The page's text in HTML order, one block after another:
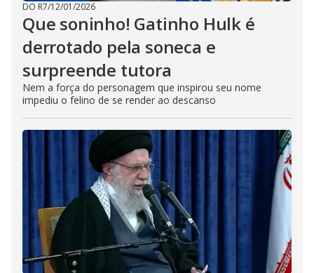
DO R7/12/01/2026
Que soninho! Gatinho Hulk é
derrotado pela soneca e
surpreende tutora
Nem a força do personagem que inspirou seu nome
impediu o felino de se render ao descanso